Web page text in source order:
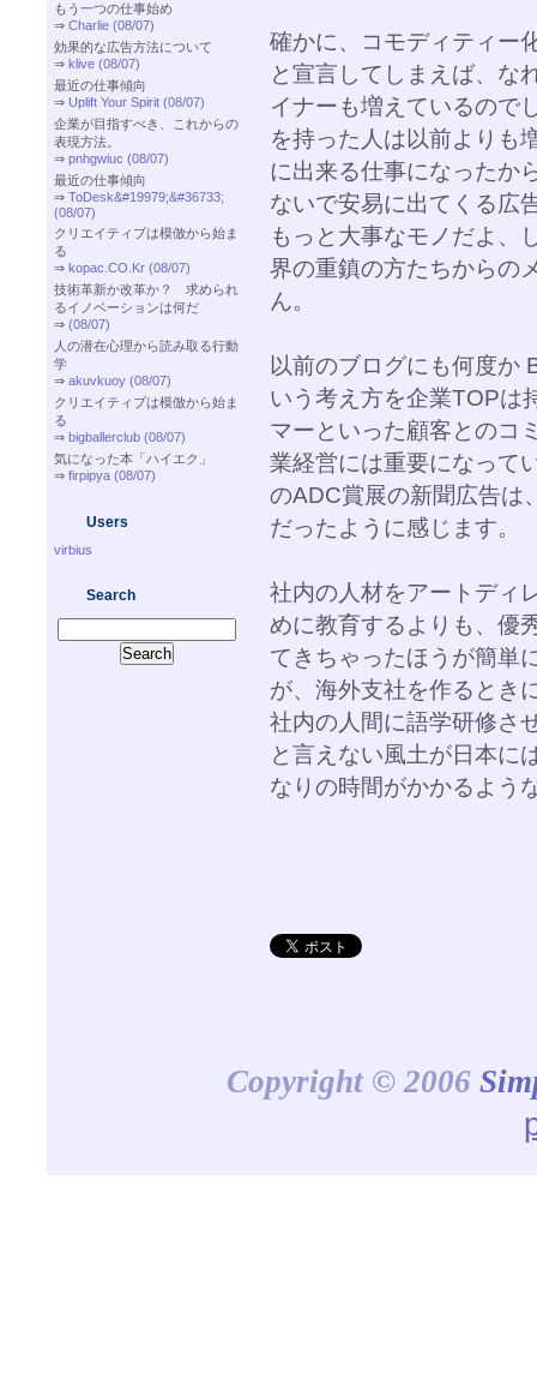
もう一つの仕事始め
⇒ Charlie (08/07)
効果的な広告方法について
⇒ klive (08/07)
最近の仕事傾向
⇒ Uplift Your Spirit (08/07)
企業が目指すべき、これからの
表現方法。
⇒ pnhgwiuc (08/07)
最近の仕事傾向
⇒ ToDesk&#19979;&#36733;
(08/07)
クリエイティブは模倣から始ま
る
⇒ kopac.CO.Kr (08/07)
技術革新か改革か？ 求められ
るイノベーションは何だ
⇒ (08/07)
人の潜在心理から読み取る行動
学
⇒ akuvkuoy (08/07)
クリエイティブは模倣から始ま
る
⇒ bigballerclub (08/07)
気になった本「ハイエク」
⇒ firpipya (08/07)
Users
virbius
Search
確かに、コモディティー
と宣言してしまえば、な
イナーも増えているので
を持った人は以前よりも
に出来る仕事になったか
ないで安易に出てくる広
もっと大事なモノだよ、
界の重鎮の方たちからの
ん。
以前のブログにも何度か
いう考え方を企業TOPは
マーといった顧客とのコ
業経営には重要になって
のADC賞展の新聞広告は
だったように感じます。
社内の人材をアートディ
めに教育するよりも、優
てきちゃったほうが簡単
が、海外支社を作るとき
社内の人間に語学研修さ
と言えない風土が日本に
なりの時間がかかるよう
Copyright © 2006